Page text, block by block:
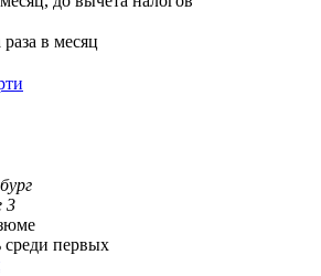
в месяц
3
среди первых